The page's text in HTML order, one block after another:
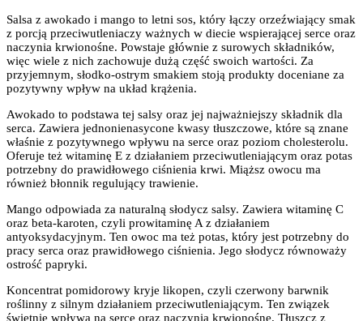
Salsa z awokado i mango to letni sos, który łączy orzeźwiający smak
z porcją przeciwutleniaczy ważnych w diecie wspierającej serce oraz
naczynia krwionośne. Powstaje głównie z surowych składników,
więc wiele z nich zachowuje dużą część swoich wartości. Za
przyjemnym, słodko-ostrym smakiem stoją produkty doceniane za
pozytywny wpływ na układ krążenia.
Awokado to podstawa tej salsy oraz jej najważniejszy składnik dla
serca. Zawiera jednonienasycone kwasy tłuszczowe, które są znane
właśnie z pozytywnego wpływu na serce oraz poziom cholesterolu.
Oferuje też witaminę E z działaniem przeciwutleniającym oraz potas
potrzebny do prawidłowego ciśnienia krwi. Miąższ owocu ma
również błonnik regulujący trawienie.
Mango odpowiada za naturalną słodycz salsy. Zawiera witaminę C
oraz beta-karoten, czyli prowitaminę A z działaniem
antyoksydacyjnym. Ten owoc ma też potas, który jest potrzebny do
pracy serca oraz prawidłowego ciśnienia. Jego słodycz równoważy
ostrość papryki.
Koncentrat pomidorowy kryje likopen, czyli czerwony barwnik
roślinny z silnym działaniem przeciwutleniającym. Ten związek
świetnie wpływa na serce oraz naczynia krwionośne. Tłuszcz z